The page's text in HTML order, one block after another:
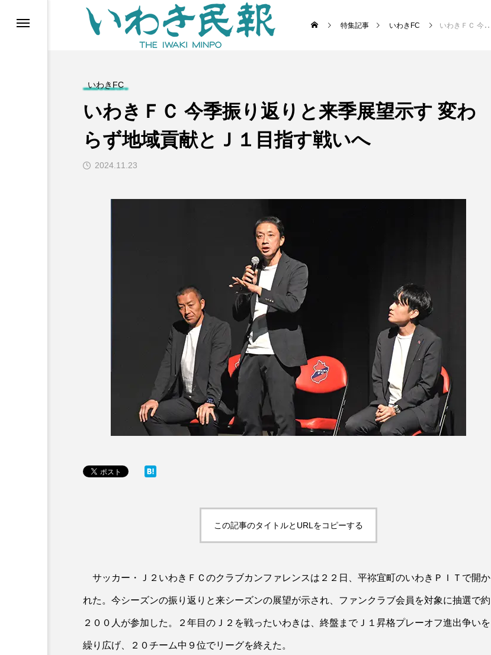
特集記事 いわきFC いわきＦＣ 今季振り返りと来季展望示す 変わらず地域貢献とＪ１目指す戦いへ
いわきFC
いわきＦＣ 今季振り返りと来季展望示す 変わ
らず地域貢献とＪ１目指す戦いへ
2024.11.23
この記事のタイトルとURLをコピーする
サッカー・Ｊ２いわきＦＣのクラブカンファレンスは２２日、平祢宜町のいわきＰＩＴで開か
れた。今シーズンの振り返りと来シーズンの展望が示され、ファンクラブ会員を対象に抽選で約
２００人が参加した。２年目のＪ２を戦ったいわきは、終盤までＪ１昇格プレーオフ進出争いを
繰り広げ、２０チーム中９位でリーグを終えた。